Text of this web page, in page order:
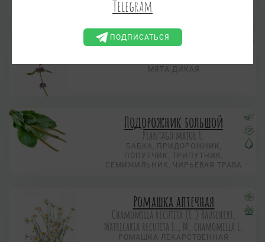
ХОЛОДКА — МЯТА
Мята полевая
МЯТА ДИКАЯ
Подорожник большой
Plantago major L.
БАБКА, ПРИДОРОЖНИК,
ПОПУТЧИК, ТРИПУТНИК,
СЕМИЖИЛЬНИК, ЧИРЬЕВАЯ ТРАВА
Ромашка аптечная
Chamomilla recutita (L.) Rauschert,
Matricaria recutita L., M. chamomilla L.
РОМАШКА ЛЕКАРСТВЕННАЯ
Telegram
ПОДПИСАТЬСЯ